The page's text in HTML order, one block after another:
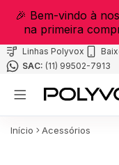
🎉 Bem-vindo à
na primeira
Linhas Polyvox
(11) 99502-7913
Início Acessórios